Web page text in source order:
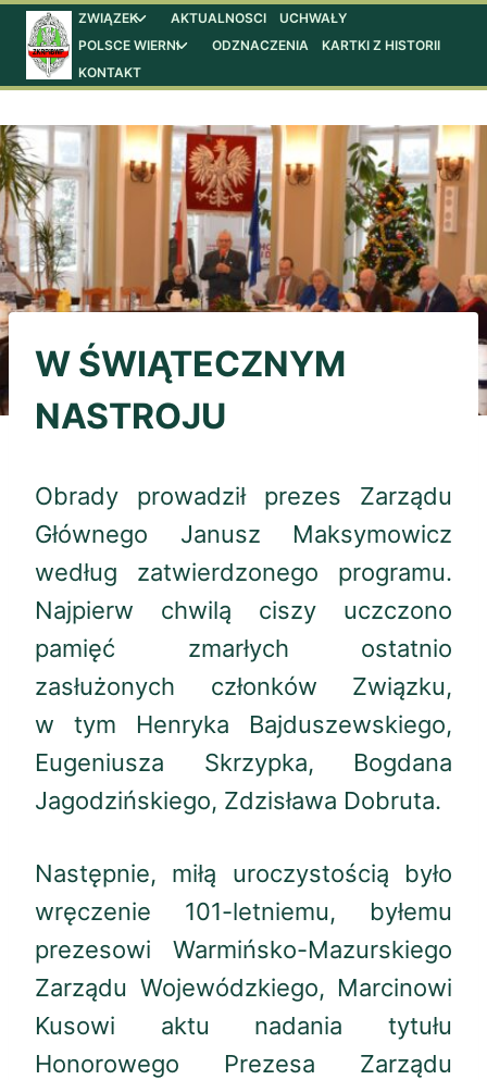
Przejdź
do
treści
ZWIĄZEK
Przełącz
menu
AKTUALNOSCI
UCHWAŁY
POLSCE WIERNI
Przełącz
podrzędne
ODZNACZENIA
KARTKI Z HISTORII
KONTAKT
W ŚWIĄTECZNYM
NASTROJU
Obrady prowadził prezes Zarządu
Głównego Janusz Maksymowicz
według zatwierdzonego programu.
Najpierw chwilą ciszy uczczono
pamięć zmarłych ostatnio
zasłużonych członków Związku,
w tym Henryka Bajduszewskiego,
Eugeniusza Skrzypka, Bogdana
Jagodzińskiego, Zdzisława Dobruta.
Następnie, miłą uroczystością było
wręczenie 101-letniemu, byłemu
prezesowi Warmińsko-Mazurskiego
Zarządu Wojewódzkiego, Marcinowi
Kusowi aktu nadania tytułu
Honorowego Prezesa Zarządu